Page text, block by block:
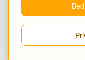
Dette sikrer
profesjonell
salt, kulde og